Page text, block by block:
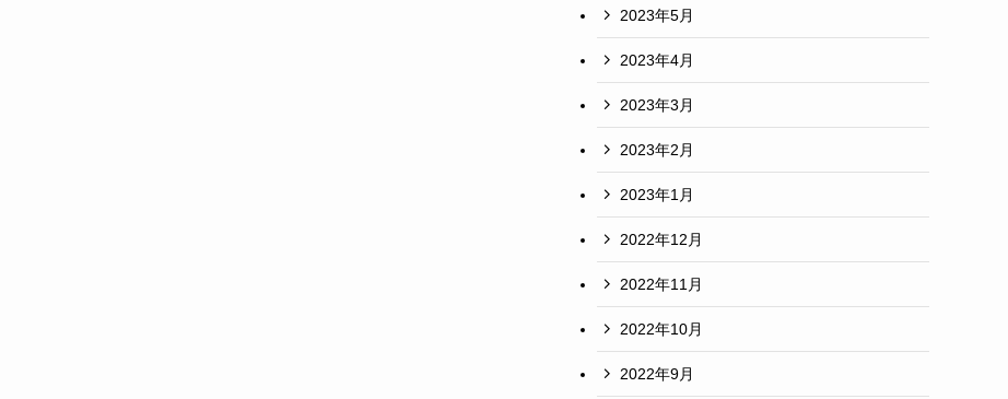
2023年5月
2023年4月
2023年3月
2023年2月
2023年1月
2022年12月
2022年11月
2022年10月
2022年9月